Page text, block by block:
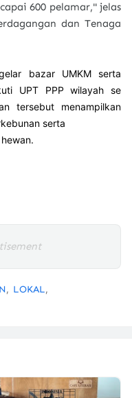
600 pelamar," jelas
dan Tenaga
bazar UMKM serta
UPT PPP wilayah se
tersebut menampilkan
serta
LOKAL